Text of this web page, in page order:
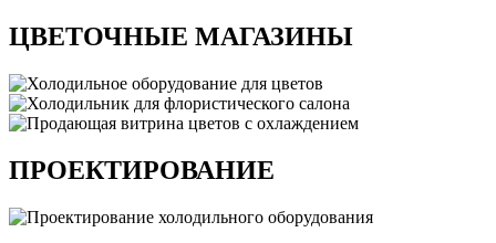
ЦВЕТОЧНЫЕ МАГАЗИНЫ
ПРОЕКТИРОВАНИЕ